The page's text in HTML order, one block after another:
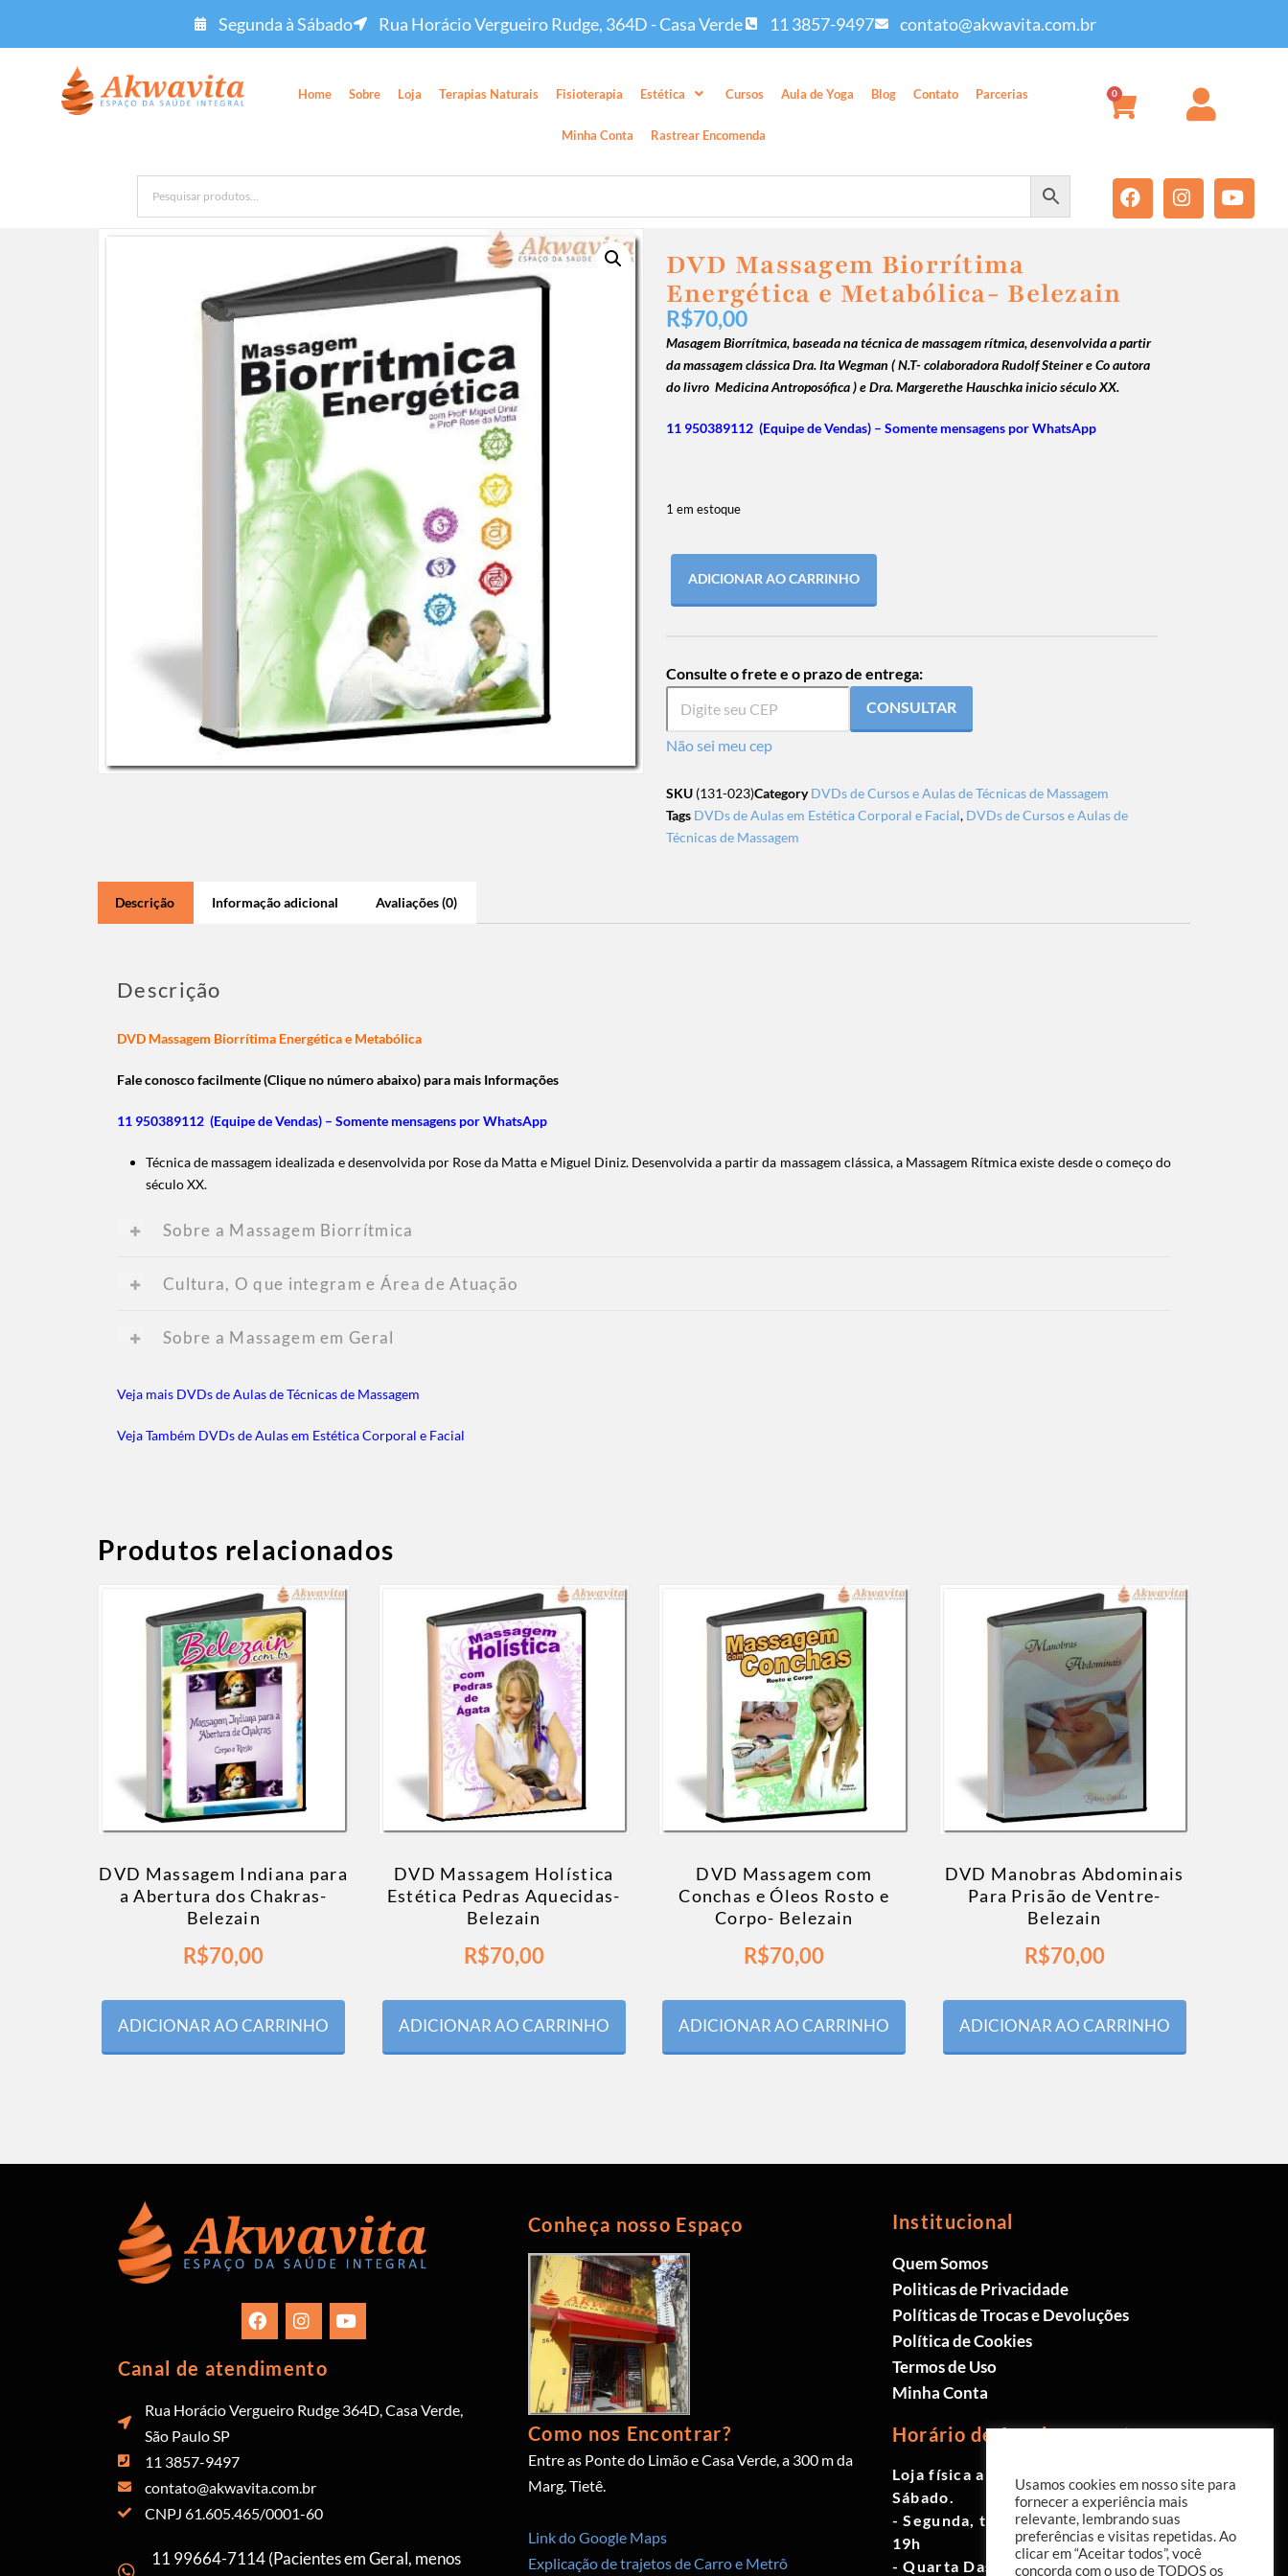
Segunda à Sábado Rua Horácio Vergueiro Rudge, 364D - Casa Verde 11 3857-9497 contato@akwavita.com.br
Home Sobre Loja Terapias Naturais Fisioterapia Estética Cursos Aula de Yoga Blog Contato Parcerias
Minha Conta Rastrear Encomenda
0
DVD Massagem Biorrítima
Energética e Metabólica- Belezain
R$70,00
Masagem Biorrítmica, baseada na técnica de massagem rítmica, desenvolvida a partir
da massagem clássica Dra. Ita Wegman ( N.T- colaboradora Rudolf Steiner e Co autora
do livro Medicina Antroposófica ) e Dra. Margerethe Hauschka inicio século XX.
11 950389112 (Equipe de Vendas) – Somente mensagens por WhatsApp
1 em estoque
ADICIONAR AO CARRINHO
Consulte o frete e o prazo de entrega:
CONSULTAR
Não sei meu cep
SKU (131-023)Category DVDs de Cursos e Aulas de Técnicas de Massagem
Tags DVDs de Aulas em Estética Corporal e Facial, DVDs de Cursos e Aulas de
Técnicas de Massagem
Descrição Informação adicional Avaliações (0)
Descrição
DVD Massagem Biorrítima Energética e Metabólica
Fale conosco facilmente (Clique no número abaixo) para mais Informações
11 950389112 (Equipe de Vendas) – Somente mensagens por WhatsApp
Técnica de massagem idealizada e desenvolvida por Rose da Matta e Miguel Diniz. Desenvolvida a partir da massagem clássica, a Massagem Rítmica existe desde o começo do
século XX.
Sobre a Massagem Biorrítmica
Cultura, O que integram e Área de Atuação
Sobre a Massagem em Geral
Veja mais DVDs de Aulas de Técnicas de Massagem
Veja Também DVDs de Aulas em Estética Corporal e Facial
Produtos relacionados
DVD Massagem Indiana para
a Abertura dos Chakras-
Belezain
R$70,00
ADICIONAR AO CARRINHO
DVD Massagem Holística
Estética Pedras Aquecidas-
Belezain
R$70,00
ADICIONAR AO CARRINHO
DVD Massagem com
Conchas e Óleos Rosto e
Corpo- Belezain
R$70,00
ADICIONAR AO CARRINHO
DVD Manobras Abdominais
Para Prisão de Ventre-
Belezain
R$70,00
ADICIONAR AO CARRINHO
Canal de atendimento
Rua Horácio Vergueiro Rudge 364D, Casa Verde,
São Paulo SP
11 3857-9497
contato@akwavita.com.br
CNPJ 61.605.465/0001-60
11 99664-7114 (Pacientes em Geral, menos
Conheça nosso Espaço
Como nos Encontrar?
Entre as Ponte do Limão e Casa Verde, a 300 m da
Marg. Tietê.
Link do Google Maps
Explicação de trajetos de Carro e Metrô
Institucional
Quem Somos
Politicas de Privacidade
Políticas de Trocas e Devoluções
Política de Cookies
Termos de Uso
Minha Conta
Horário de funcionamento
Loja física aberta de Segunda à
Sábado.
- Segunda, terça e quinta das 9h às
19h
- Quarta Das 10h às 18h
Usamos cookies em nosso site para
fornecer a experiência mais
relevante, lembrando suas
preferências e visitas repetidas. Ao
clicar em “Aceitar todos”, você
concorda com o uso de TODOS os